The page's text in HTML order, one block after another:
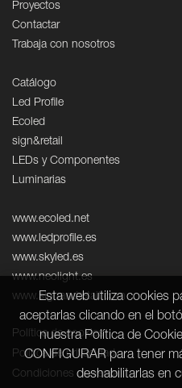
Proyectos
Contactar
Trabaja con nosotros
Catálogo
Led Profile
Ecoled
sign&retail
LEDs y Componentes
Luminarias
www.ecoled.net
www.ledprofile.es
www.skyled.es
www.neolight.es
www.signandretail.com
Política de cookies
Política de privacidad
Condiciones de venta
Esta web utiliza cookies
aceptarlas clicando en el
nuestra Política de
CONFIGURAR para tener
deshabilitarlas en